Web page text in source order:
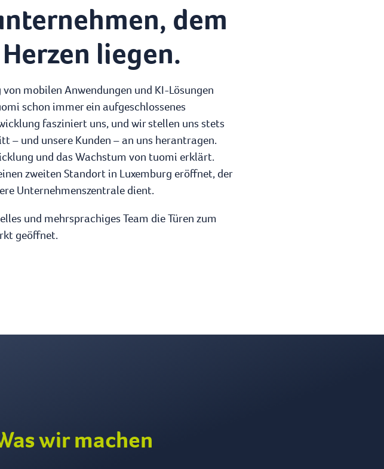
dem
liegen.
mobilen Anwendungen und KI-Lösungen
schon immer ein aufgeschlossenes
fasziniert uns, und wir stellen uns stets
– und unsere Kunden – an uns herantragen.
und das Wachstum von tuomi erklärt.
zweiten Standort in Luxemburg eröffnet, der
Unternehmenszentrale dient.
und mehrsprachiges Team die Türen zum
geöffnet.
wir machen